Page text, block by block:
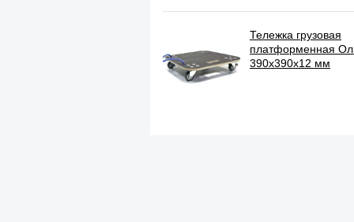
Тележка грузовая
платформенная
390х390х12 мм